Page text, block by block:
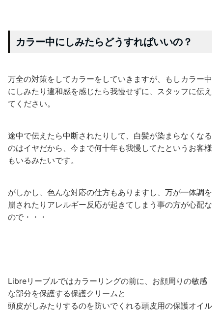
カラー中にしみたらどうすればいいの？
万全の対策をしてカラーをしていきますが、もしカラー中
にしみたり違和感を感じたら我慢せずに、スタッフに伝え
てください。
途中で伝えたら中断されたりして、白髪が染まらなくなる
のはイヤだから、今まで何十年も我慢してたというお客様
もいるみたいです。
がしかし、色んな対応の仕方もありますし、万が一体調を
崩されたりアレルギー反応が起きてしまう事の方が心配な
ので・・・
Libreリーブルではカラーリングの前に、お顔周りの敏感
な部分を保護する保護クリームと
頭皮がしみたりするのを防いでくれる頭皮用の保護オイル